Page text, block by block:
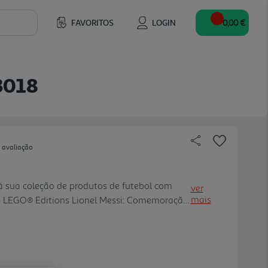
FAVORITOS LOGIN 0,00 €
avaliação
sua coleção de produtos de futebol com
Editions Lionel Messi: Comemoração
maiores de 14 anos. Os adolescentes
ver
mais